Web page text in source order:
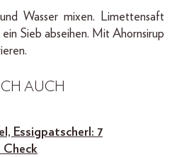
Wasser mixen. Limettensaft
Sieb abseihen. Mit Ahornsirup
AUCH
Essigpatscherl: 7
Check